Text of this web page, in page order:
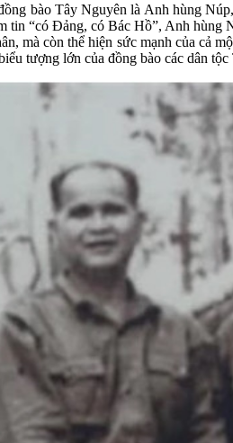
bào Tây Nguyên là Anh hùng
“có Đảng, có Bác Hồ”, Anh hùng
mà còn thể hiện sức mạnh của cả
tượng lớn của đồng bào các dân